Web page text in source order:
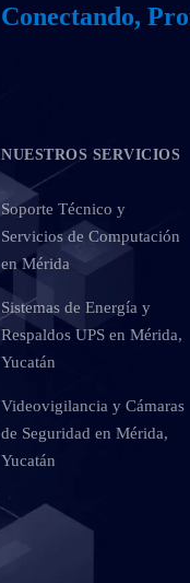
Conectando,
NUESTROS SERVICIOS
Soporte Técnico y
Servicios de Computación
en Mérida
Sistemas de Energía y
Respaldos UPS en Mérida,
Yucatán
Videovigilancia y Cámaras
de Seguridad en Mérida,
Yucatán